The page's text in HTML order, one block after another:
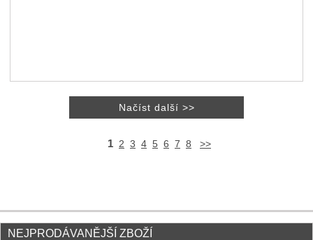
1 2 3 4 5 6 7 8 >>
NEJPRODÁVANĚJŠÍ ZBOŽÍ